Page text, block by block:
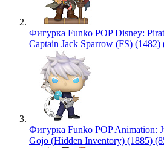
Фигурка Funko POP Disney:
Captain Jack Sparrow (FS)
Фигурка Funko POP Animation:
Gojo (Hidden Inventory) (1885)